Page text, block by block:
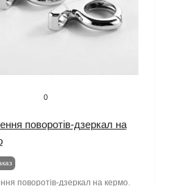
0
поворотів-дзеркал на
поворотів-дзеркал на кермо.